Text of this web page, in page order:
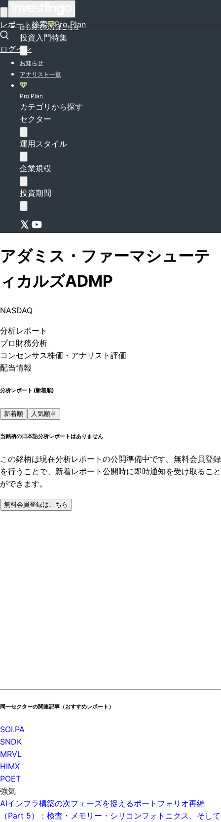
レポート検索 Pro Plan
ログイン
はじめての方はこちら
投資入門特集
お知らせ
アナリスト一覧
Pro Plan
カテゴリから探す
セクター
運用スタイル
企業規模
投資期間
アダミス・ファーマシューテ
ィカルズADMP
NASDAQ
分析レポート
プロ 財務分析
コンセンサス株価 ・アナリスト評価
配当情報
分析レポート (新着順)
新着順 人気順
当銘柄の日本語分析レポートはありません
この銘柄は現在分析レポートの公開準備中です。無料会員登録
を行うことで、新着レポート公開時に即時通知を受け取ること
ができます。
無料会員登録はこちら
同一セクターの関連記事（おすすめレポート）
SOI.PA
SNDK
MRVL
HIMX
POET
強気
AIインフラ構築の次フェーズを捉えるポートフォリオ再編
（Part 5）：検査・メモリー・シリコンフォトニクス、そして